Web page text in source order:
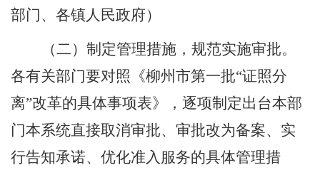
部门、各镇人民政府）
（二）制定管理措施，规范实施审批。
各有关部门要对照《柳州市第一批“证照分
离”改革的具体事项表》，逐项制定出台本部
门本系统直接取消审批、审批改为备案、实
行告知承诺、优化准入服务的具体管理措